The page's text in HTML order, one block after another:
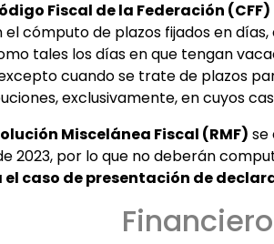
Fiscal de la Federación (CFF)
cómputo de plazos fijados en
tales los días en que tengan
cuando se trate de plazos
exclusivamente, en cuyos
Miscelánea Fiscal (RMF) se
2023, por lo que no deberán
caso de presentación de
Financiero